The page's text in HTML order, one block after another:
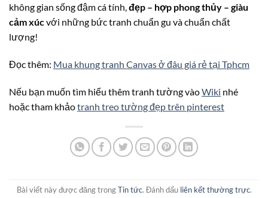
không gian sống đậm cá tính,đẹp – hợp phong thủy – giàu
cảm xúcvới những bức tranh chuẩn gu và chuẩn chất
lượng!
Đọc thêm: Mua khung tranh Canvas ở đâu giá rẻ tại Tphcm
Nếu bạn muốn tìm hiểu thêm tranh tường vàoWiki nhé
hoặc tham khảotranh treo tường đẹp trên pinterest
Bài viết này được đăng trongTin tức. Đánh dấu liên kết thường trực.